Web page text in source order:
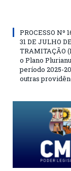
PROCESSO Nº
31 DE JULHO
TRAMITAÇÃO
o Plano
período 2025-
outras